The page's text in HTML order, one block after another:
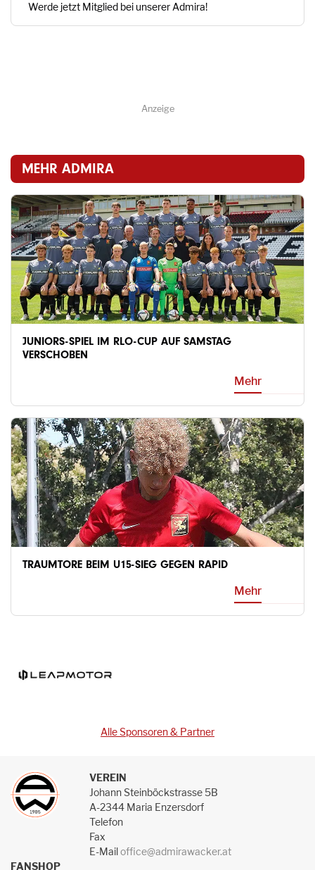
MEHR ADMIRA
JUNIORS-SPIEL IM RLO-CUP AUF SAMSTAG
VERSCHOBEN
Mehr
TRAUMTORE BEIM U15-SIEG GEGEN RAPID
Mehr
Werde jetzt Mitglied bei unserer Admira!
Anzeige
Alle Sponsoren & Partner
VEREIN
Johann Steinböckstrasse 5B
A-2344 Maria Enzersdorf
Telefon
Fax
E-Mailoffice@admirawacker.at
FANSHOP